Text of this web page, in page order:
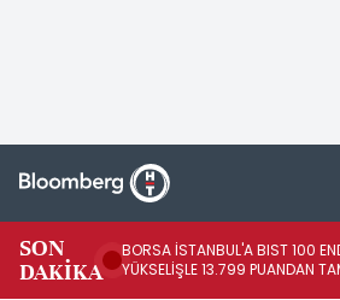
SON
DAKİKA
BORSA İSTANBUL'A BIST 100
YÜKSELİŞLE 13.799 PUANDAN